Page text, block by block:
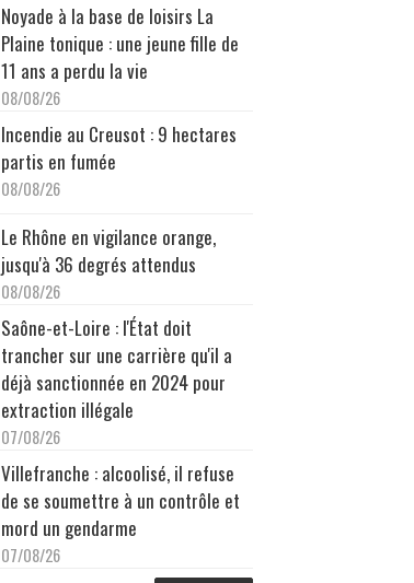
Noyade à la base de loisirs La
Plaine tonique : une jeune fille de
11 ans a perdu la vie
08/08/26
Incendie au Creusot : 9 hectares
partis en fumée
08/08/26
Le Rhône en vigilance orange,
jusqu'à 36 degrés attendus
08/08/26
Saône-et-Loire : l'État doit
trancher sur une carrière qu'il a
déjà sanctionnée en 2024 pour
extraction illégale
07/08/26
Villefranche : alcoolisé, il refuse
de se soumettre à un contrôle et
mord un gendarme
07/08/26